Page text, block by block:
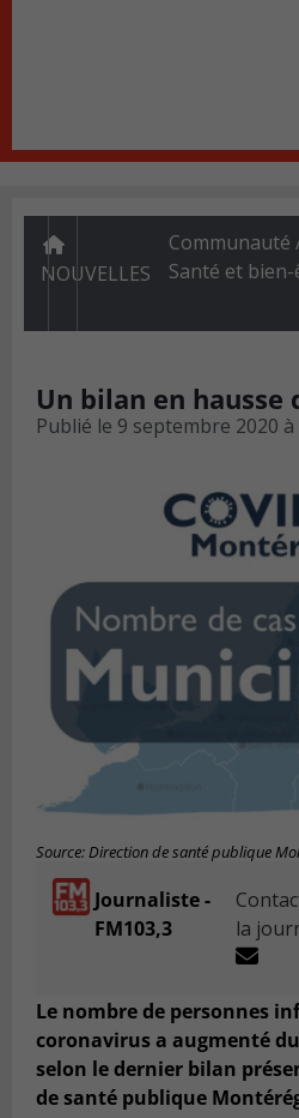
NOUVELLES
Communauté
Santé et
Un bilan en hausse
Publié le 9 septembre 2020 à
Source: Direction de santé publique
Journaliste -
FM103,3
la
Le nombre de personnes
coronavirus a augmenté
selon le dernier bilan
de santé publique